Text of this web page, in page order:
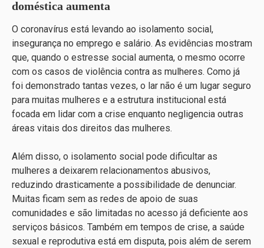
doméstica aumenta
O coronavírus está levando ao isolamento social,
insegurança no emprego e salário. As evidências mostram
que, quando o estresse social aumenta, o mesmo ocorre
com os casos de violência contra as mulheres. Como já
foi demonstrado tantas vezes, o lar não é um lugar seguro
para muitas mulheres e a estrutura institucional está
focada em lidar com a crise enquanto negligencia outras
áreas vitais dos direitos das mulheres.
Além disso, o isolamento social pode dificultar as
mulheres a deixarem relacionamentos abusivos,
reduzindo drasticamente a possibilidade de denunciar.
Muitas ficam sem as redes de apoio de suas
comunidades e são limitadas no acesso já deficiente aos
serviços básicos. Também em tempos de crise, a saúde
sexual e reprodutiva está em disputa, pois além de serem